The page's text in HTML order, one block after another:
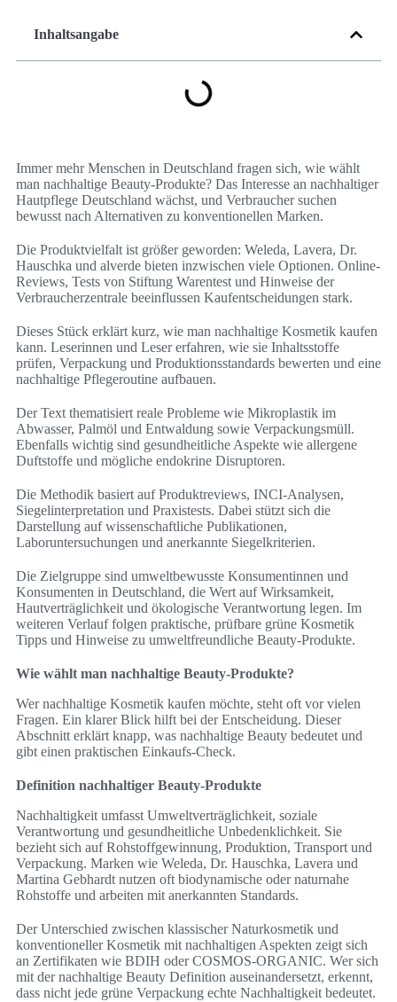
Inhaltsangabe
Immer mehr Menschen in Deutschland fragen sich, wie wählt
man nachhaltige Beauty-Produkte? Das Interesse an nachhaltiger
Hautpflege Deutschland wächst, und Verbraucher suchen
bewusst nach Alternativen zu konventionellen Marken.
Die Produktvielfalt ist größer geworden: Weleda, Lavera, Dr.
Hauschka und alverde bieten inzwischen viele Optionen. Online-
Reviews, Tests von Stiftung Warentest und Hinweise der
Verbraucherzentrale beeinflussen Kaufentscheidungen stark.
Dieses Stück erklärt kurz, wie man nachhaltige Kosmetik kaufen
kann. Leserinnen und Leser erfahren, wie sie Inhaltsstoffe
prüfen, Verpackung und Produktionsstandards bewerten und eine
nachhaltige Pflegeroutine aufbauen.
Der Text thematisiert reale Probleme wie Mikroplastik im
Abwasser, Palmöl und Entwaldung sowie Verpackungsmüll.
Ebenfalls wichtig sind gesundheitliche Aspekte wie allergene
Duftstoffe und mögliche endokrine Disruptoren.
Die Methodik basiert auf Produktreviews, INCI-Analysen,
Siegelinterpretation und Praxistests. Dabei stützt sich die
Darstellung auf wissenschaftliche Publikationen,
Laboruntersuchungen und anerkannte Siegelkriterien.
Die Zielgruppe sind umweltbewusste Konsumentinnen und
Konsumenten in Deutschland, die Wert auf Wirksamkeit,
Hautverträglichkeit und ökologische Verantwortung legen. Im
weiteren Verlauf folgen praktische, prüfbare grüne Kosmetik
Tipps und Hinweise zu umweltfreundliche Beauty-Produkte.
Wie wählt man nachhaltige Beauty-Produkte?
Wer nachhaltige Kosmetik kaufen möchte, steht oft vor vielen
Fragen. Ein klarer Blick hilft bei der Entscheidung. Dieser
Abschnitt erklärt knapp, was nachhaltige Beauty bedeutet und
gibt einen praktischen Einkaufs-Check.
Definition nachhaltiger Beauty-Produkte
Nachhaltigkeit umfasst Umweltverträglichkeit, soziale
Verantwortung und gesundheitliche Unbedenklichkeit. Sie
bezieht sich auf Rohstoffgewinnung, Produktion, Transport und
Verpackung. Marken wie Weleda, Dr. Hauschka, Lavera und
Martina Gebhardt nutzen oft biodynamische oder naturnahe
Rohstoffe und arbeiten mit anerkannten Standards.
Der Unterschied zwischen klassischer Naturkosmetik und
konventioneller Kosmetik mit nachhaltigen Aspekten zeigt sich
an Zertifikaten wie BDIH oder COSMOS-ORGANIC. Wer sich
mit der nachhaltige Beauty Definition auseinandersetzt, erkennt,
dass nicht jede grüne Verpackung echte Nachhaltigkeit bedeutet.